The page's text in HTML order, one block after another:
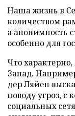
Наша жизнь в
количеством
а анонимность
особенно для
Что
Запад.
дер Ляйен
поводу угроз, с
социальных